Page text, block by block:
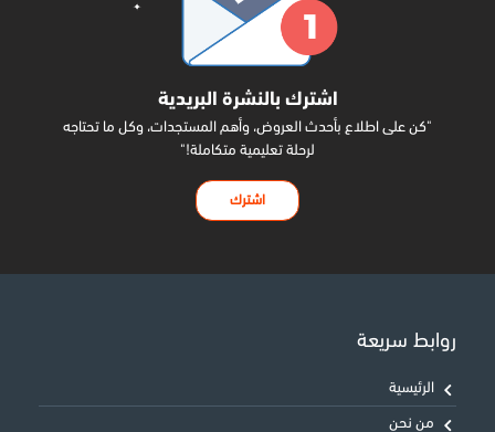
اشترك بالنشرة البريدية
"كن على اطلاع بأحدث العروض، وأهم المستجدات، وكل ما تحتاجه
لرحلة تعليمية متكاملة!"
اشترك
روابط سريعة
الرئيسية
من نحن